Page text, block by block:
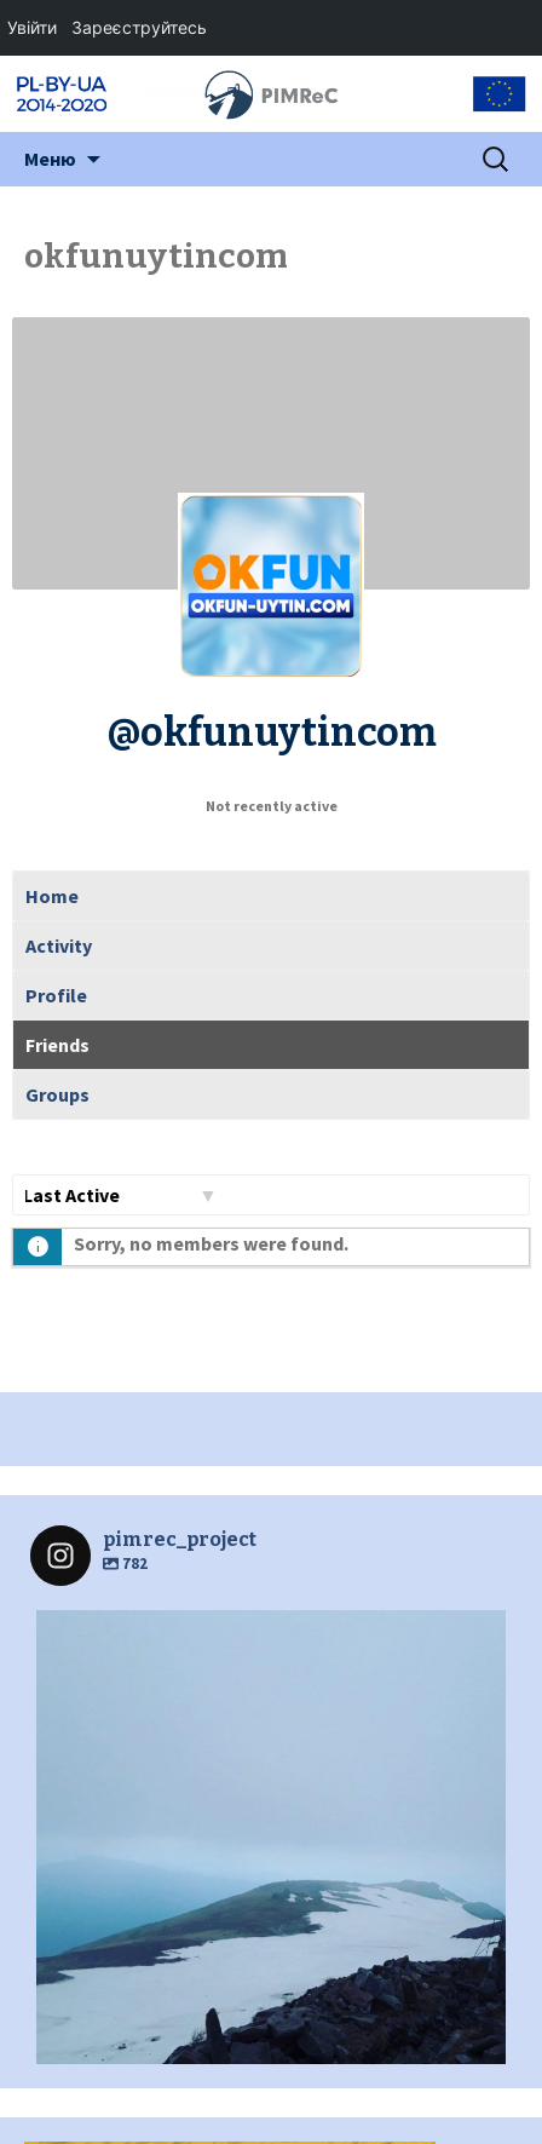
Меню Пошук:
okfunuytincom
@okfunuytincom
Not recently active
Home
Activity
Profile
Friends
Groups
Sorry, no members were found.
pimrec_project
782
...
Увійти Зареєструйтесь